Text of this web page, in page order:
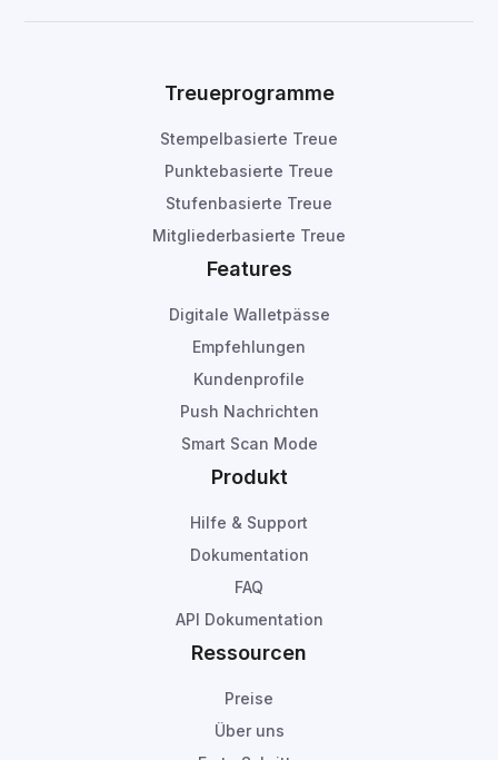
Treueprogramme
Stempelbasierte Treue
Punktebasierte Treue
Stufenbasierte Treue
Mitgliederbasierte Treue
Features
Digitale Walletpässe
Empfehlungen
Kundenprofile
Push Nachrichten
Smart Scan Mode
Produkt
Hilfe & Support
Dokumentation
FAQ
API Dokumentation
Ressourcen
Preise
Über uns